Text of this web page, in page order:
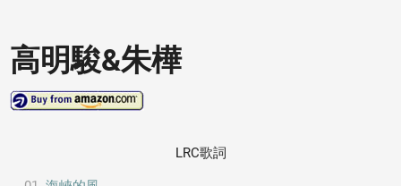
高明駿&朱樺
LRC歌詞